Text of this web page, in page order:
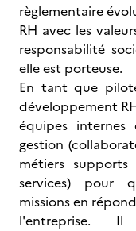
règlementaire
RH avec les
responsabilité
elle est porteuse.
En tant que
développement
équipes
gestion
métiers supports
services) pour
missions en
l'entreprise.